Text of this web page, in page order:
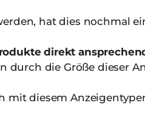
hat dies nochmal
direkt
durch die Größe dieser
mit diesem